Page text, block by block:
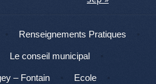
Renseignements Pratiques
Le conseil municipal
– Fontain Ecole